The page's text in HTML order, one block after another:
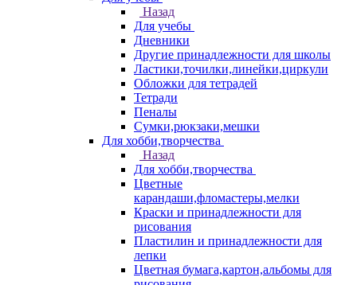
Назад
Для учебы
Дневники
Другие принадлежности для школы
Ластики,точилки,линейки,циркули
Обложки для тетрадей
Тетради
Пеналы
Сумки,рюкзаки,мешки
Для хобби,творчества
Назад
Для хобби,творчества
Цветные
карандаши,фломастеры,мелки
Краски и принадлежности для
рисования
Пластилин и принадлежности для
лепки
Цветная бумага,картон,альбомы для